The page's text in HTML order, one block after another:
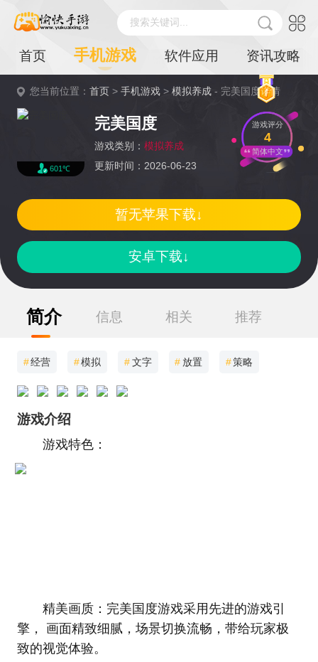
搜索关键词...
首页 手机游戏 软件应用 资讯攻略
您当前位置：首页 >手机游戏 >模拟养成 - 完美国度详情
601℃
完美国度
游戏类别： 模拟养成
更新时间：2026-06-23
游戏评分
4
简体中文
安卓下载↓
暂无苹果下载↓
简介 信息 相关 推荐
#经营 #模拟 #文字 # 放置 #策略
游戏介绍
游戏特色：
精美画质：完美国度游戏采用先进的游戏引
擎， 画面精致细腻，场景切换流畅，带给玩家极
致的视觉体验。